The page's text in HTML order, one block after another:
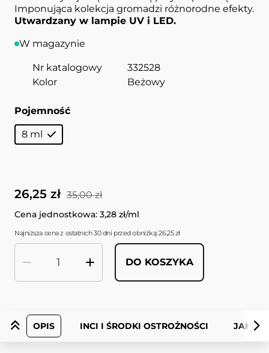
Imponująca kolekcja gromadzi różnorodne efekty.
Utwardzany w lampie UV i LED.
W magazynie
Nr katalogowy
332528
Kolor
Beżowy
Pojemność
8 ml
35,00 zł
26,25 zł
Cena jednostkowa: 3,28 zł/ml
Najniższa cena z ostatnich 30 dni przed obniżką: 26,25 zł
DO KOSZYKA
OPIS INCI I ŚRODKI OSTROŻNOŚCI JAK